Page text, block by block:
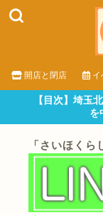
開店と閉店 イ
【目次】埼玉
を
「さいほく